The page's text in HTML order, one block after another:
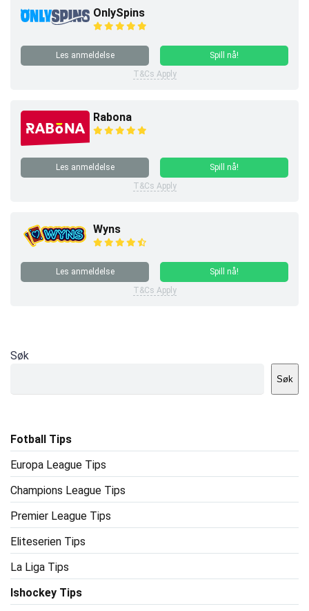
OnlySpins
Les anmeldelse
Spill nå!
T&Cs Apply
Rabona
Les anmeldelse
Spill nå!
T&Cs Apply
Wyns
Les anmeldelse
Spill nå!
T&Cs Apply
Søk
Søk
Fotball Tips
Europa League Tips
Champions League Tips
Premier League Tips
Eliteserien Tips
La Liga Tips
Ishockey Tips